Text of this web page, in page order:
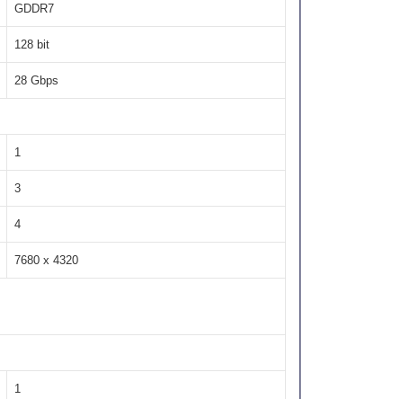
GDDR7
128 bit
28 Gbps
1
3
4
7680 x 4320
1